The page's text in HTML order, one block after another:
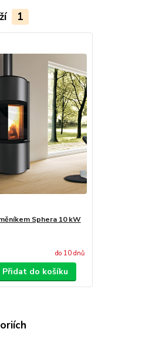
1
Sphera 10 kW
do 10 dnů
Přidat do košíku